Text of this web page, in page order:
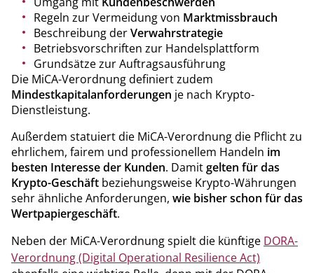
Regeln zur Vermeidung von Marktmissbrauch
Beschreibung derVerwahrstrategie
Betriebsvorschriften zur Handelsplattform
Grundsätze zur Auftragsausführung
Die MiCA-Verordnung definiert zudem
Mindestkapitalanforderungen je nach Krypto-
Dienstleistung.
Außerdem statuiert die MiCA-Verordnung die Pflicht zu
ehrlichem, fairem und professionellem Handeln im
besten Interesse der Kunden. Damitgelten für das
Krypto-Geschäft beziehungsweise Krypto-Währungen
sehr ähnliche Anforderungen, wie bisher schon für das
Wertpapiergeschäft.
Neben der MiCA-Verordnung spielt die künftige DORA-
Verordnung (Digital Operational Resilience Act)